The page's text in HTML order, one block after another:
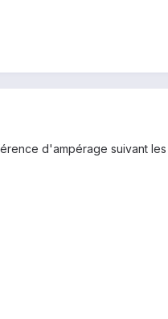
d'ampérage suivant